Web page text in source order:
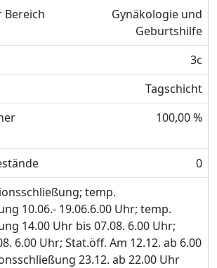
Bereich
Gynäkologie und
Geburtshilfe
3c
Tagschicht
100,00 %
0
temp.
10.06.- 19.06.6.00 Uhr; temp.
14.00 Uhr bis 07.08. 6.00 Uhr;
6.00 Uhr; Stat.öff. Am 12.12. ab 6.00
23.12. ab 22.00 Uhr